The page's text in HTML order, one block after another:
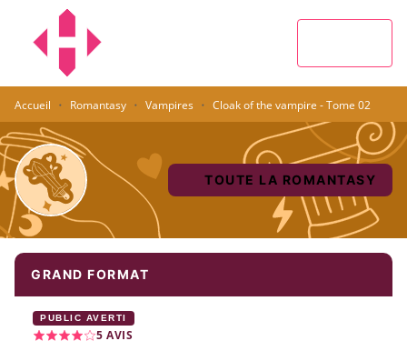
MENU
Accueil · Romantasy · Vampires · Cloak of the vampire - Tome 02
TOUTE LA ROMANTASY
GRAND FORMAT
PUBLIC AVERTI
5 AVIS